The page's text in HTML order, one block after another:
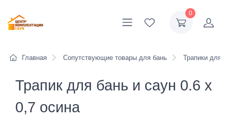
0
Главная Сопутствующие товары для бань Трапики для
Трапик для бань и саун 0.6 х
0,7 осина